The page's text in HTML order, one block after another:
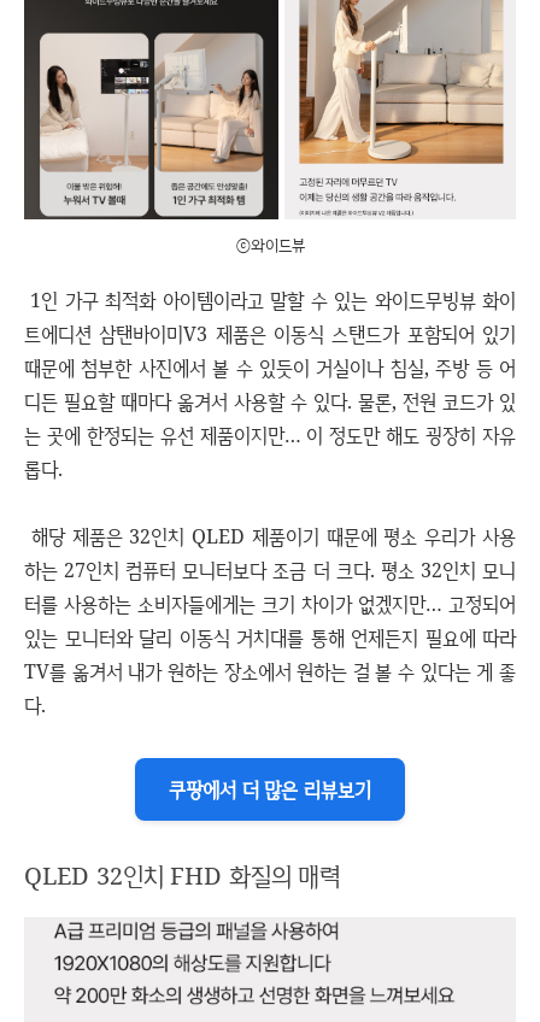
ⓒ와이드뷰
1인 가구 최적화 아이템이라고 말할 수 있는 와이드무빙뷰 화이
트에디션 삼탠바이미V3 제품은 이동식 스탠드가 포함되어 있기
때문에 첨부한 사진에서 볼 수 있듯이 거실이나 침실, 주방 등 어
디든 필요할 때마다 옮겨서 사용할 수 있다. 물론, 전원 코드가 있
는 곳에 한정되는 유선 제품이지만… 이 정도만 해도 굉장히 자유
롭다.
해당 제품은 32인치 QLED 제품이기 때문에 평소 우리가 사용
하는 27인치 컴퓨터 모니터보다 조금 더 크다. 평소 32인치 모니
터를 사용하는 소비자들에게는 크기 차이가 없겠지만… 고정되어
있는 모니터와 달리 이동식 거치대를 통해 언제든지 필요에 따라
TV를 옮겨서 내가 원하는 장소에서 원하는 걸 볼 수 있다는 게 좋
다.
쿠팡에서 더 많은 리뷰보기
QLED 32인치 FHD 화질의 매력